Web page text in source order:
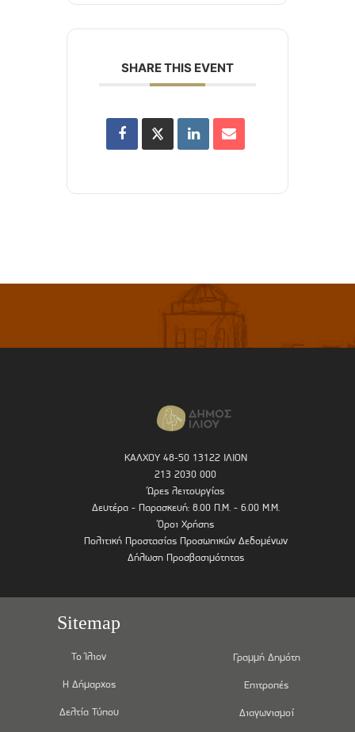
SHARE THIS EVENT
ΚΑΛΧΟΥ 48-50 13122 ΙΛΙΟΝ
213 2030 000
Ώρες λειτουργίας
Δευτέρα - Παρασκευή: 8.00 Π.Μ. - 6.00 Μ.Μ.
Όροι Χρήσης
Πολιτική Προστασίας Προσωπικών Δεδομένων
Δήλωση Προσβασιμότητας
Sitemap
Το Ίλιον
Η Δήμαρχος
Δελτία Τύπου
Γραμμή Δημότη
Επιτροπές
Διαγωνισμοί